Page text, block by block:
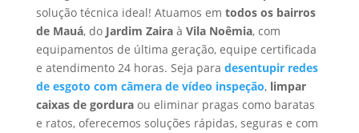
solução técnica ideal! Atuamos em todos os bairros
de Mauá, do Jardim Zairaà Vila Noêmia, com
equipamentos de última geração, equipe certificada
e atendimento 24 horas. Seja para desentupir redes
de esgoto com câmera de vídeo inspeção, limpar
caixas de gorduraou eliminar pragas como baratas
e ratos, oferecemos soluções rápidas, seguras e com